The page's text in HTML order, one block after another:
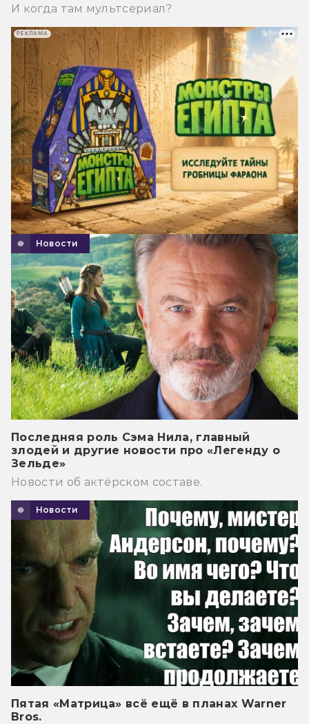
И когда там мультсериал?
Новости
Последняя роль Сэма Нила, главный
злодей и другие новости про «Легенду о
Зельде»
Новости об актёрском составе.
Новости
Пятая «Матрица» всё ещё в планах Warner
Bros.
РЕКЛАМА